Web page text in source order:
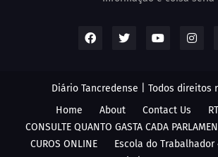
Diário Tancredense | Todos direitos
Home
About Contact Us
CONSULTE QUANTO GASTA CADA
CUROS ONLINE
Escola do Trabalhador